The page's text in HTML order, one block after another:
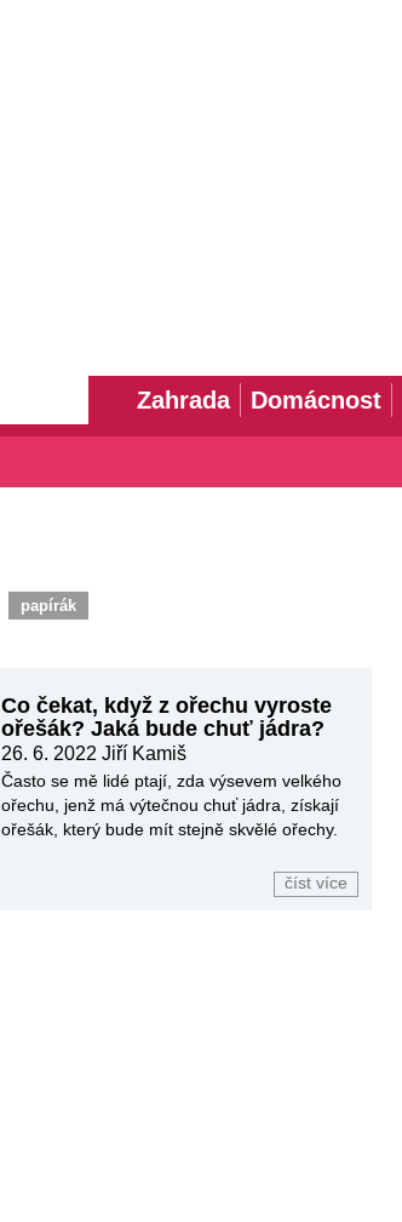
Zahrada Domácnost
papírák
Co čekat, když z ořechu vyroste
ořešák? Jaká bude chuť jádra?
26. 6. 2022Jiří Kamiš
Často se mě lidé ptají, zda výsevem velkého
ořechu, jenž má výtečnou chuť jádra, získají
ořešák, který bude mít stejně skvělé ořechy.
číst více